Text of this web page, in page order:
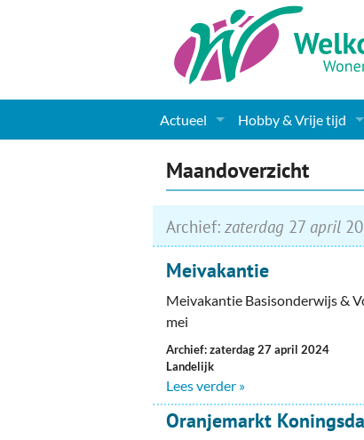
Actueel
Nieuws
Gemeente informatie
Dorpen
Woningaanbod
Columns & Redactioneel
Foto-pagina
Hobby & Vrije tijd
Muziek
Podia & Dorpshuizen
Maandoverzicht
Archief: zaterdag 27 april
Meivakantie
Meivakantie Basisonderwijs &
mei
Archief: zaterdag 27 april 2024
Landelijk
Lees verder »
Oranjemarkt